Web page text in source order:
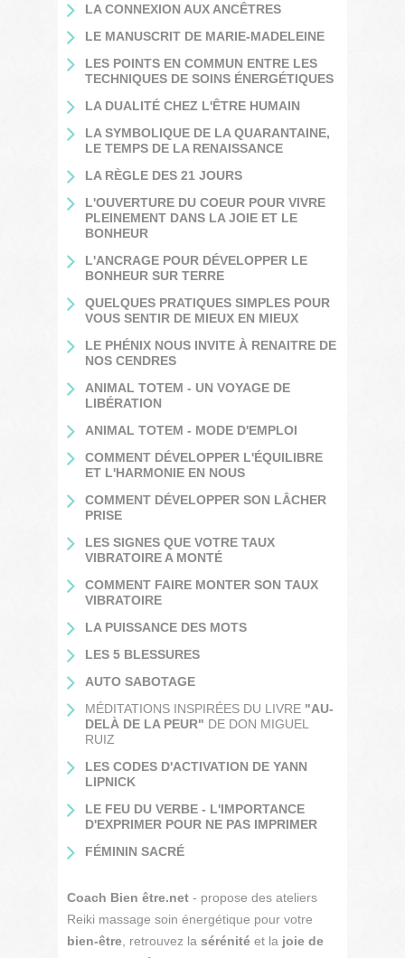
LA CONNEXION AUX ANCÊTRES
LE MANUSCRIT DE MARIE-MADELEINE
LES POINTS EN COMMUN ENTRE LES
TECHNIQUES DE SOINS ÉNERGÉTIQUES
LA DUALITÉ CHEZ L'ÊTRE HUMAIN
LA SYMBOLIQUE DE LA QUARANTAINE,
LE TEMPS DE LA RENAISSANCE
LA RÈGLE DES 21 JOURS
L'OUVERTURE DU COEUR POUR VIVRE
PLEINEMENT DANS LA JOIE ET LE
BONHEUR
L'ANCRAGE POUR DÉVELOPPER LE
BONHEUR SUR TERRE
QUELQUES PRATIQUES SIMPLES POUR
VOUS SENTIR DE MIEUX EN MIEUX
LE PHÉNIX NOUS INVITE À RENAITRE DE
NOS CENDRES
ANIMAL TOTEM - UN VOYAGE DE
LIBÉRATION
ANIMAL TOTEM - MODE D'EMPLOI
COMMENT DÉVELOPPER L'ÉQUILIBRE
ET L'HARMONIE EN NOUS
COMMENT DÉVELOPPER SON LÂCHER
PRISE
LES SIGNES QUE VOTRE TAUX
VIBRATOIRE A MONTÉ
COMMENT FAIRE MONTER SON TAUX
VIBRATOIRE
LA PUISSANCE DES MOTS
LES 5 BLESSURES
AUTO SABOTAGE
MÉDITATIONS INSPIRÉES DU LIVRE "AU-
DELÀ DE LA PEUR" DE DON MIGUEL
RUIZ
LES CODES D'ACTIVATION DE YANN
LIPNICK
LE FEU DU VERBE - L'IMPORTANCE
D'EXPRIMER POUR NE PAS IMPRIMER
FÉMININ SACRÉ
Coach Bien être.net - propose des ateliers
Reiki massage soin énergétique pour votre
bien-être , retrouvez la sérénité et la joie de